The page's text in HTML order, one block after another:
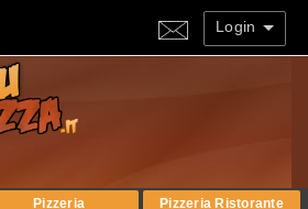
Login
Pizzeria
Pizzeria Ristorante